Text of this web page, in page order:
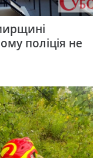
поліція не